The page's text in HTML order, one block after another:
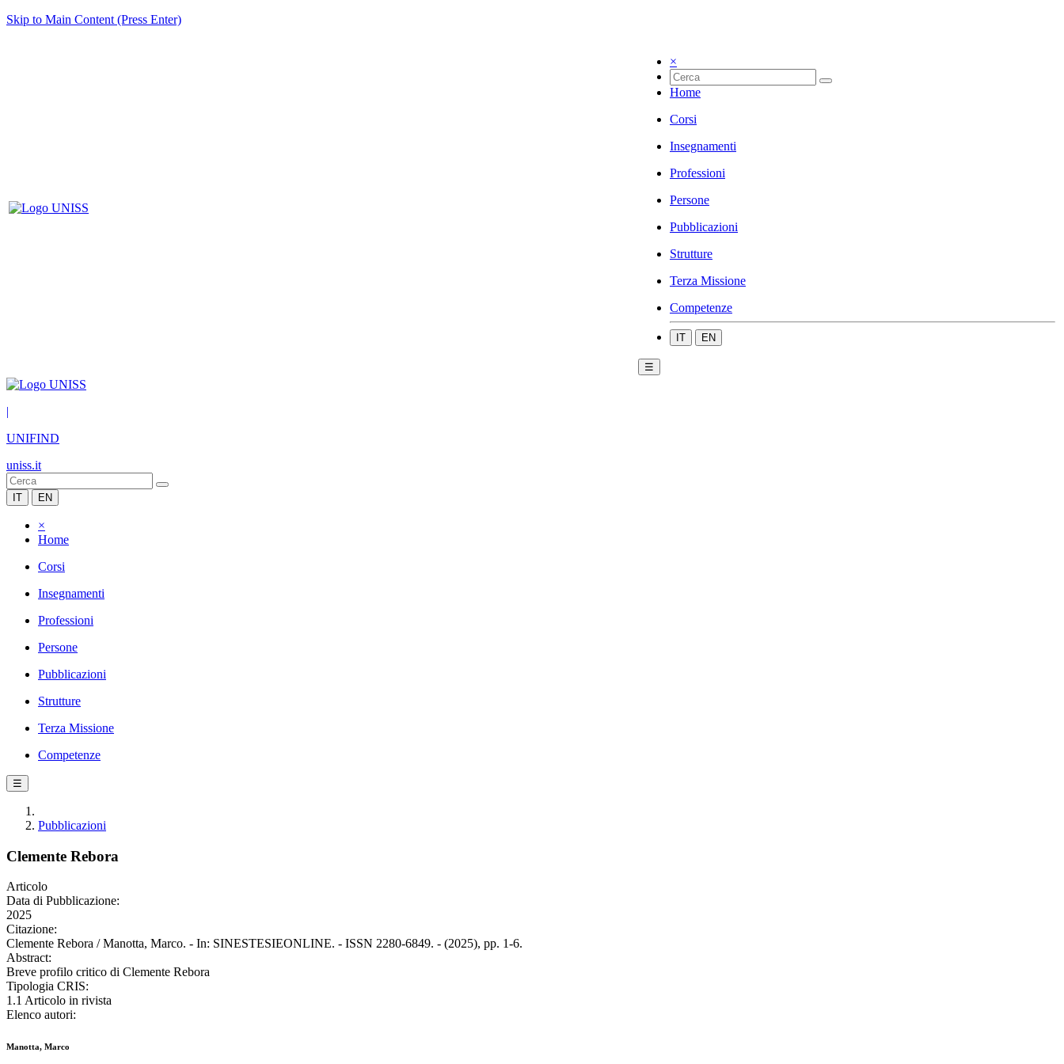
Skip to Main Content (Press Enter)
×
Home
Corsi
Insegnamenti
Professioni
Persone
Pubblicazioni
Strutture
Terza Missione
Competenze
IT EN
☰
|
UNIFIND
uniss.it
IT EN
×
Home
Corsi
Insegnamenti
Professioni
Persone
Pubblicazioni
Strutture
Terza Missione
Competenze
☰
Pubblicazioni
Clemente Rebora
Articolo
Data di Pubblicazione:
2025
Citazione:
Clemente Rebora / Manotta, Marco. - In: SINESTESIEONLINE. - ISSN 2280-6849. - (2025), pp. 1-6.
Abstract:
Breve profilo critico di Clemente Rebora
Tipologia CRIS:
1.1 Articolo in rivista
Elenco autori:
Manotta, Marco